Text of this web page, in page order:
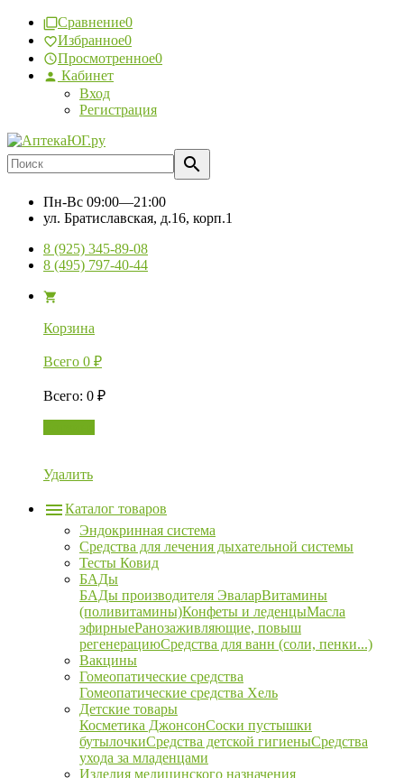
Сравнение0
Избранное0
Просмотренное0
Кабинет
Вход
Регистрация
Пн-Вс 09:00—21:00
ул. Братиславская, д.16, корп.1
8 (925) 345-89-08
8 (495) 797-40-44
Корзина
Всего 0 ₽
Всего: 0 ₽
Удалить
Каталог товаров
Эндокринная система
Средства для лечения дыхательной системы
Тесты Ковид
БАДы
БАДы производителя ЭваларВитамины
(поливитамины)Конфеты и леденцыМасла
эфирныеРанозаживляющие, повыш
регенерациюСредства для ванн (соли, пенки...)
Вакцины
Гомеопатические средства
Гомеопатические средства Хель
Детские товары
Косметика ДжонсонСоски пустышки
бутылочкиСредства детской гигиеныСредства
ухода за младенцами
Изделия медицинского назначения